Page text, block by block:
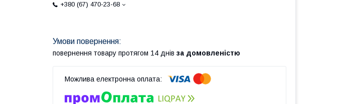
+380 (67) 470-23-68
повернення товару протягом 14 днів за домовленістю